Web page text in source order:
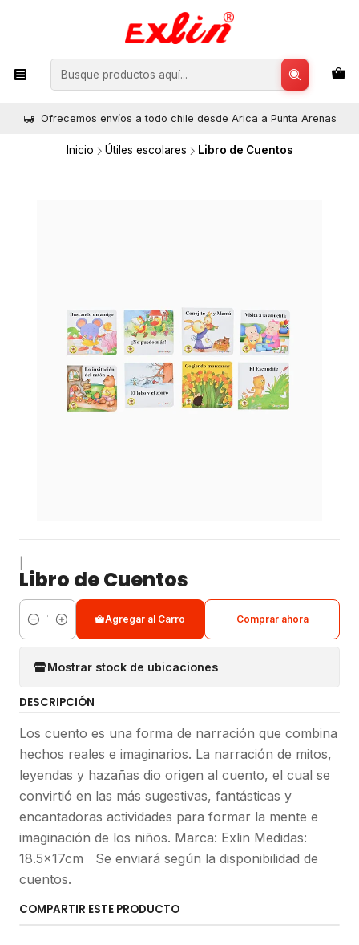
Ofrecemos envíos a todo chile desde Arica a Punta Arenas
Inicio Útiles escolares Libro de Cuentos
Libro de Cuentos
Cantidad
Agregar al Carro Comprar ahora
Mostrar stock de ubicaciones
DESCRIPCIÓN
Los cuento es una forma de narración que combina
hechos reales e imaginarios. La narración de mitos,
leyendas y hazañas dio origen al cuento, el cual se
convirtió en las más sugestivas, fantásticas y
encantadoras actividades para formar la mente e
imaginación de los niños. Marca: Exlin Medidas:
18.5x17cm Se enviará según la disponibilidad de
cuentos.
COMPARTIR ESTE PRODUCTO